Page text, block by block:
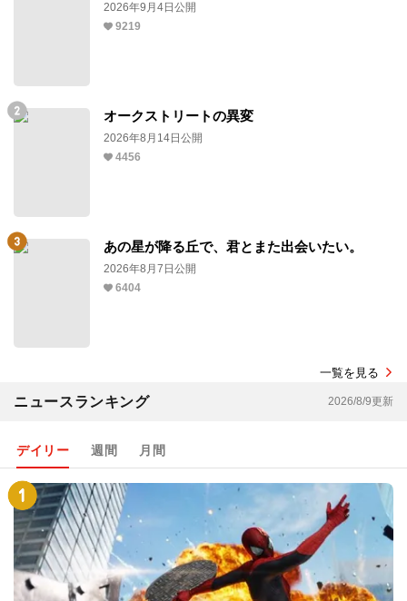
2026年9月4日公開
9219
オークストリートの異変
2026年8月14日公開
4456
あの星が降る丘で、君とまた出会いたい。
2026年8月7日公開
6404
一覧を見る
ニュースランキング 2026/8/9更新
デイリー 週間 月間